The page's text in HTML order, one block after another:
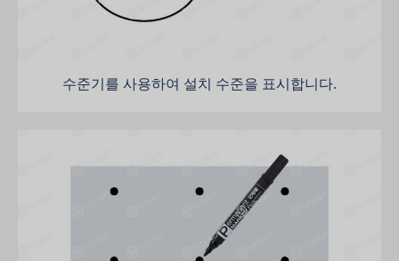
수준기를 사용하여 설치 수준을 표시합니다.